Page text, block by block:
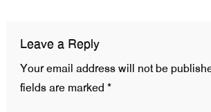
Leave a Reply
Your email address will not be
fields are marked *